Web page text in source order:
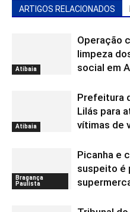
ARTIGOS RELACIONADOS
Atibaia
Operação
limpeza
social em
Atibaia
Prefeitura
Lilás para
vítimas de
Bragança
Paulista
Picanha e
suspeito é